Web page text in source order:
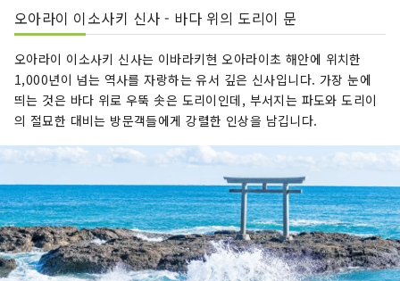
오아라이 이소사키 신사 - 바다 위의 도리이 문
오아라이 이소사키 신사는 이바라키현 오아라이초 해안에 위치한
1,000년이 넘는 역사를 자랑하는 유서 깊은 신사입니다. 가장 눈에
띄는 것은 바다 위로 우뚝 솟은 도리이인데, 부서지는 파도와 도리이
의 절묘한 대비는 방문객들에게 강렬한 인상을 남깁니다.